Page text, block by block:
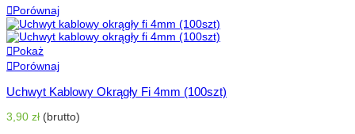
Porównaj
Pokaż
Porównaj
Uchwyt Kablowy Okrągły Fi 4mm (100szt)
3,90 zł (brutto)